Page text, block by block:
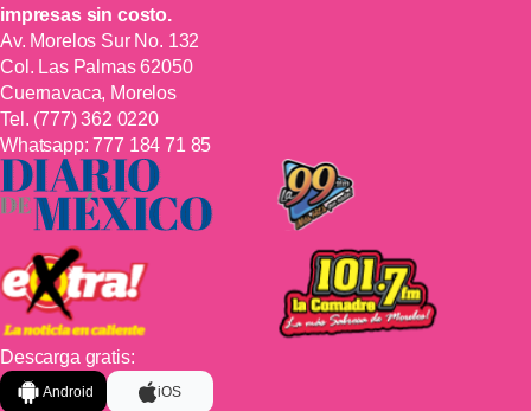
impresas sin costo.
Av. Morelos Sur No. 132
Col. Las Palmas 62050
Cuernavaca, Morelos
Tel. (777) 362 0220
Whatsapp:777 184 71 85
Descarga gratis:
Android iOS